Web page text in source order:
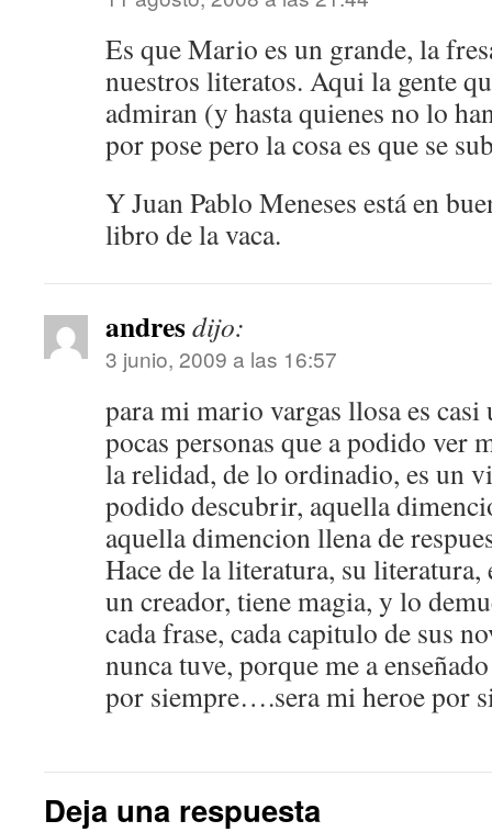
Es que Mario es un grande, la
nuestros literatos. Aqui la gente
admiran (y hasta quienes no lo
por pose pero la cosa es que se
Y Juan Pablo Meneses está en
libro de la vaca.
andresdijo:
3 junio, 2009 a las 16:57
para mi mario vargas llosa es casi
pocas personas que a podido ver
la relidad, de lo ordinadio, es un
podido descubrir, aquella
aquella dimencion llena de
Hace de la literatura, su
un creador, tiene magia, y lo
cada frase, cada capitulo de sus
nunca tuve, porque me a
por siempre….sera mi heroe por
Deja una respuesta